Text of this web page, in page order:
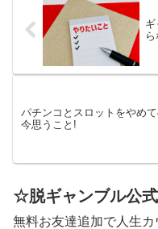
パチンコとスロットをやめ
今思うこと!
☆脱ギャンブル公
無料お友達追加で人生